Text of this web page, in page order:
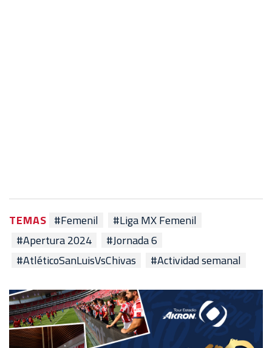
TEMAS #Femenil
#Liga MX Femenil
#Apertura 2024
#Jornada 6
#AtléticoSanLuisVsChivas
#Actividad semanal